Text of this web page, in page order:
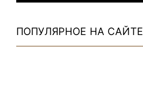
ПОПУЛЯРНОЕ НА САЙТЕ